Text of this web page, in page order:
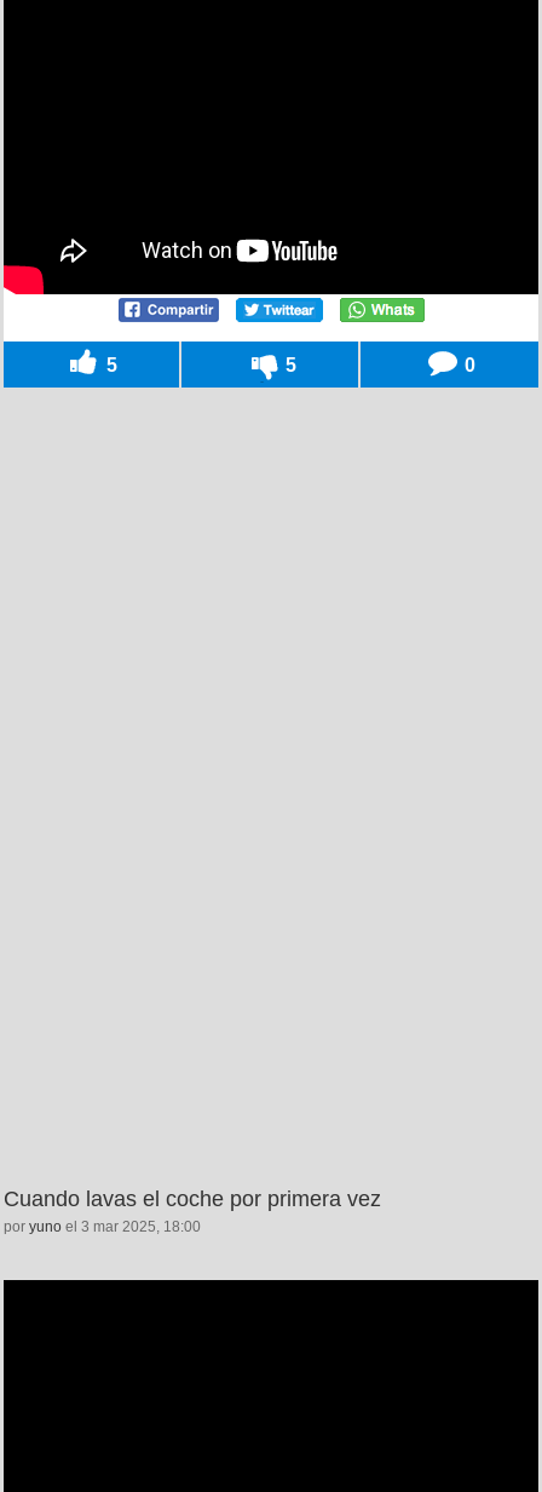
5 5 0
Cuando lavas el coche por primera vez
por yuno el 3 mar 2025, 18:00